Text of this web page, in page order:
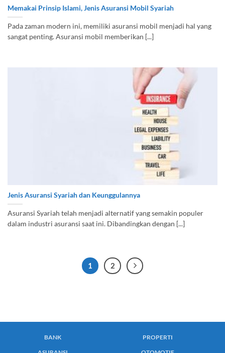
Memakai Prinsip Islami, Jenis Asuransi Mobil Syariah
Pada zaman modern ini, memiliki asuransi mobil menjadi hal yang
sangat penting. Asuransi mobil memberikan [...]
Jenis Asuransi Syariah dan Keunggulannya
Asuransi Syariah telah menjadi alternatif yang semakin populer
dalam industri asuransi saat ini. Dibandingkan dengan [...]
1 2
BANK
PROPERTI